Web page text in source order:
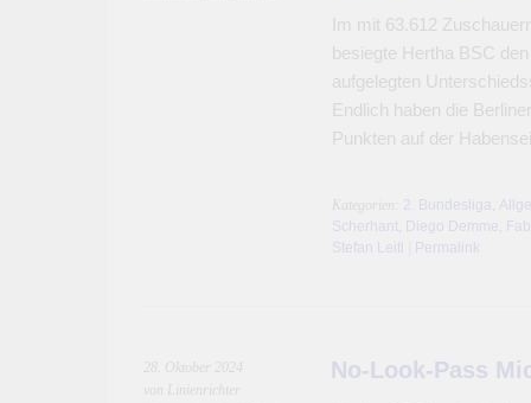
Doppelpack
Im mit 63.612
besiegte Hertha BSC
aufgelegten
Endlich haben die
Punkten auf der
Kategorien: 2. Bundesliga
Scherhant
Diego Demme
Stefan Leitl
Permalink
28. Oktober 2024
von Linienrichter
No-Look-Pass